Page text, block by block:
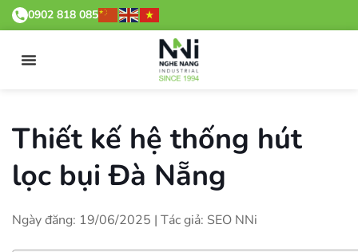
0902 818 085
Thiết kế hệ thống hút
lọc bụi Đà Nẵng
Ngày đăng: 19/06/2025 | Tác giả: SEO NNi